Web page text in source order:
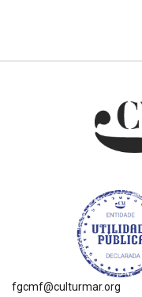
fgcmf@culturmar.org